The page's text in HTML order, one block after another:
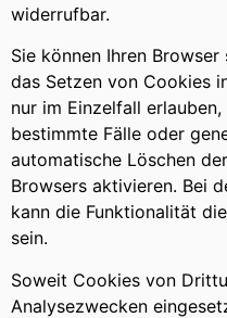
widerrufbar.
Sie können Ihren
das Setzen von Cookies
nur im Einzelfall
bestimmte Fälle oder
automatische Löschen
Browsers aktivieren. Bei
kann die Funktionalität
sein.
Soweit Cookies von
Analysezwecken